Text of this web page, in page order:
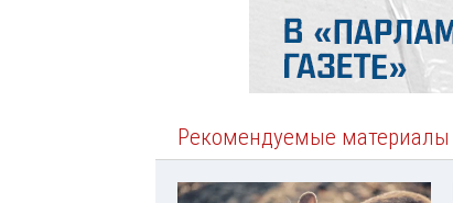
Рекомендуемые материалы